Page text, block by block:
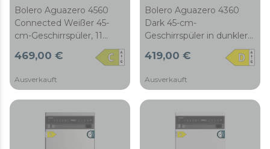
Bolero Aguazero 4560
Connected Weißer 45-
cm-Geschirrspüler, 11
Maßgedecke, Klasse C,
Inverter-Plus-Duo-Motor,
Programme, WLAN,
O2Dry, Dual Zone Wash,
Super Dry, Save+,
AutoClean,
Startzeitvorwahl, mit
469,00 €
Ausverkauft
Bolero Aguazero 4360
Dark 45-cm-
Geschirrspüler in dunkler
Maßgedecke, Inverter-
Touch-Panel, 6
Programme, Funktionen
Super Dry, Save+,
AutoClean,
Startzeitvorwahl, mit
419,00 €
Ausverkauft